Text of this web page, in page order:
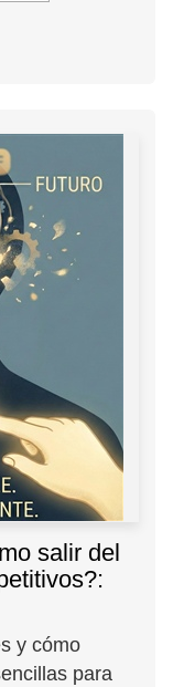
salir del
y cómo
para